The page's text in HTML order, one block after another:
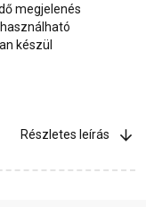
megjelenés
készül
Részletes leírás